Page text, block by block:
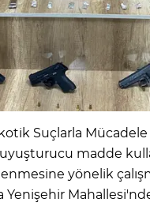
Suçlarla
madde
yönelik
Yenişehir